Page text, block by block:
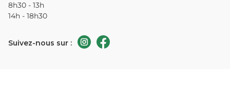
8h30 - 13h
14h - 18h30
Suivez-nous sur :